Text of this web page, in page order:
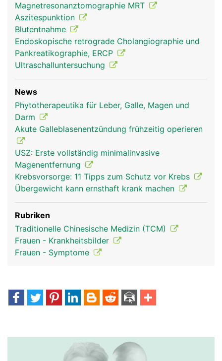
Magnetresonanztomographie MRT
Aszitespunktion
Blutentnahme
Endoskopische retrograde Cholangiographie und
Pankreatikographie, ERCP
Ultraschalluntersuchung
News
Phytotherapeutika für Leber, Galle, Magen und
Darm
Akute Galleblasenentzündung frühzeitig operieren
USZ: Erste vollständig minimalinvasive
Magenentfernung
Krebsvorsorge: 11 Tipps zum Schutz vor Krebs
Übergewicht kann ernsthaft krank machen
Rubriken
Traditionelle Chinesische Medizin (TCM)
Frauen - Krankheitsbilder
Frauen - Symptome